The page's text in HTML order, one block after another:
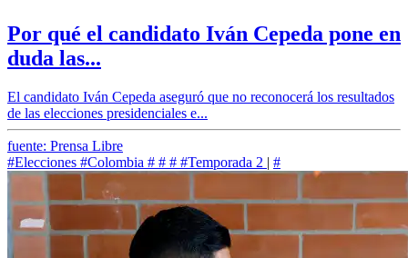
Por qué el candidato Iván Cepeda pone en
duda las...
El candidato Iván Cepeda aseguró que no reconocerá los resultados
de las elecciones presidenciales e...
fuente: Prensa Libre
#Elecciones #Colombia # # # #Temporada 2 | #